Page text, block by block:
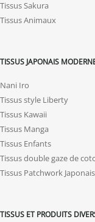
Tissus Sakura
Tissus Animaux
TISSUS JAPONAIS
Nani Iro
Tissus style Liberty
Tissus Kawaii
Tissus Manga
Tissus Enfants
Tissus double gaze de
Tissus Patchwork Japonais
TISSUS ET PRODUITS